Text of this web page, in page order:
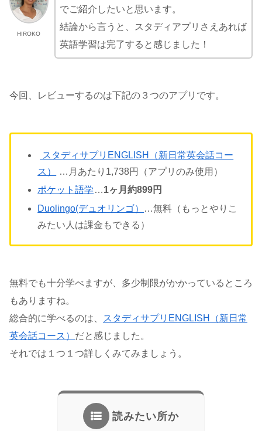
HIROKO
でご紹介したいと思います。
結論から言うと、スタディアプリさえあれば
英語学習は完了すると感じました！
今回、レビューするのは下記の３つのアプリです。
スタディサプリENGLISH（新日常英会話コー
ス）
…月あたり1,738円（アプリのみ使用）
ポケット語学 …1ヶ月約899円
Duolingo(デュオリンゴ）
…無料（もっとやりこ
みたい人は課金もできる）
無料でも十分学べますが、多少制限がかかっているところ
もありますね。
総合的に学べるのは、
スタディサプリENGLISH（新日常
英会話コース） だと感じました。
それでは１つ１つ詳しくみてみましょう。
読みたい所か